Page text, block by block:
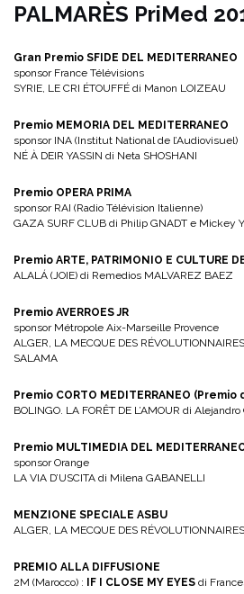
PALMARÈS PriMed
Gran Premio SFIDE DEL MEDITERRANEO
sponsor France Télévisions
SYRIE, LE CRI ÉTOUFFÉ di Manon LOIZEAU
Premio MEMORIA DEL MEDITERRANEO
sponsor INA (Institut National de l’Audiovisuel)
NÉ À DEIR YASSIN di Neta SHOSHANI
Premio OPERA PRIMA
sponsor RAI (Radio Télévision Italienne)
GAZA SURF CLUB di Philip GNADT e Mickey
Premio ARTE, PATRIMONIO E CULTURE
ALALÁ (JOIE) di Remedios MALVAREZ BAEZ
Premio AVERROES JR
sponsor Métropole Aix-Marseille Provence
ALGER, LA MECQUE DES
SALAMA
Premio CORTO MEDITERRANEO
BOLINGO. LA FORÊT DE L’AMOUR di
Premio MULTIMEDIA DEL
sponsor Orange
LA VIA D’USCITA di Milena GABANELLI
MENZIONE SPECIALE ASBU
ALGER, LA MECQUE DES
PREMIO ALLA DIFFUSIONE
2M (Marocco) :
IF I CLOSE MY EYES di